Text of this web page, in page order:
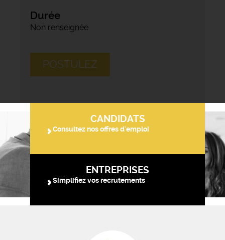
Durée
Non renseignée
POSTULEZ
CANDIDATS
Consultez nos offres d'emploi
ENTREPRISES
Simplifiez vos recrutements